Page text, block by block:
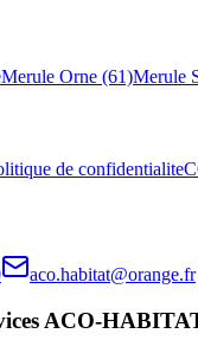
Merule Orne (61)Merule
de confidentialite
aco.habitat@orange.fr
ACO-